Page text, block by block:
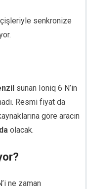
senkronize
sunan Ioniq 6 N’in
Resmi fiyat da
göre aracın
olacak.
ne zaman